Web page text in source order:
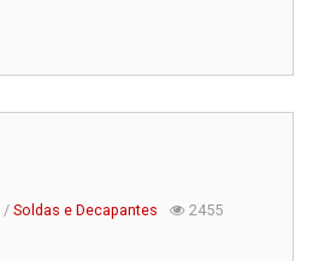
/ Soldas e Decapantes 2455